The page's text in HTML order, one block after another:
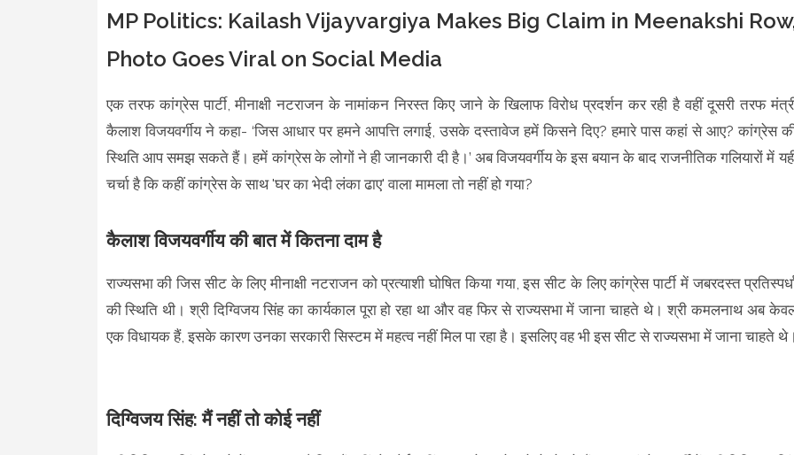
MP Politics: Kailash Vijayvargiya Makes Big Claim in Meenakshi
Photo Goes Viral on Social Media
एक तरफ कांग्रेस पार्टी, मीनाक्षी नटराजन के नामांकन निरस्त किए जाने के खिलाफ विरोध प्रदर्शन कर रही है वहीं दूसरी तरफ
कैलाश विजयवर्गीय ने कहा- ‘जिस आधार पर हमने आपत्ति लगाई, उसके दस्तावेज हमें किसने दिए? हमारे पास कहां से आए? कांग्रेस
स्थिति आप समझ सकते हैं। हमें कांग्रेस के लोगों ने ही जानकारी दी है।’ अब विजयवर्गीय के इस बयान के बाद राजनीतिक गलियारों में
चर्चा है कि कहीं कांग्रेस के साथ 'घर का भेदी लंका ढाए' वाला मामला तो नहीं हो गया?
कैलाश विजयवर्गीय की बात में कितना दाम है
राज्यसभा की जिस सीट के लिए मीनाक्षी नटराजन को प्रत्याशी घोषित किया गया, इस सीट के लिए कांग्रेस पार्टी में जबरदस्त
की स्थिति थी। श्री दिग्विजय सिंह का कार्यकाल पूरा हो रहा था और वह फिर से राज्यसभा में जाना चाहते थे। श्री कमलनाथ अब
एक विधायक हैं, इसके कारण उनका सरकारी सिस्टम में महत्व नहीं मिल पा रहा है। इसलिए वह भी इस सीट से राज्यसभा में जाना चाहते
दिग्विजय सिंह: मैं नहीं तो कोई नहीं